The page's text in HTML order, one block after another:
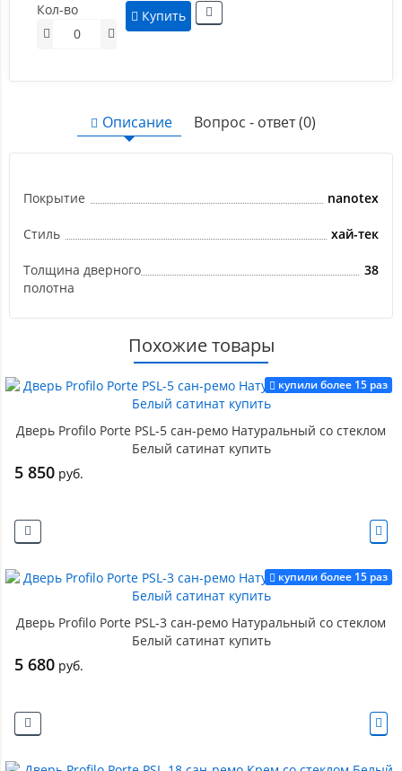
Кол-во
Купить
Описание Вопрос - ответ (0)
Покрытие nanotex
Стиль хай-тек
Толщина дверного
полотна
38
Похожие товары
купили более 15 раз
Дверь Profilo Porte PSL-5 сан-ремо Натуральный со стеклом
Белый сатинат купить
5 850 руб.
купили более 15 раз
Дверь Profilo Porte PSL-3 сан-ремо Натуральный со стеклом
Белый сатинат купить
5 680 руб.